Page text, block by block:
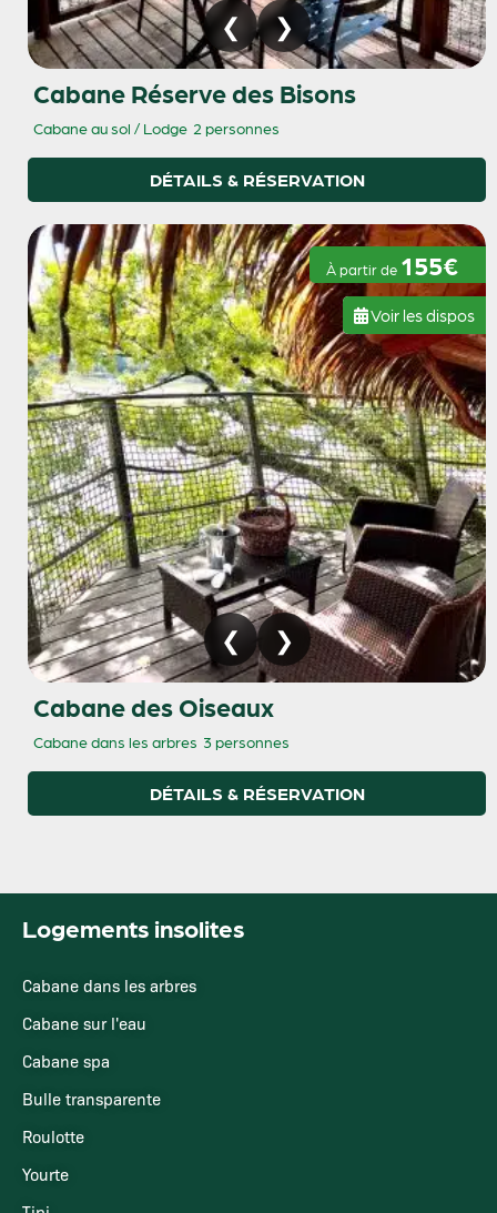
Cabane Réserve des Bisons
Cabane au sol / Lodge 2 personnes
DÉTAILS & RÉSERVATION
À partir de 155€
Voir les dispos
Cabane des Oiseaux
Cabane dans les arbres 3 personnes
DÉTAILS & RÉSERVATION
Logements insolites
Cabane dans les arbres
Cabane sur l'eau
Cabane spa
Bulle transparente
Roulotte
Yourte